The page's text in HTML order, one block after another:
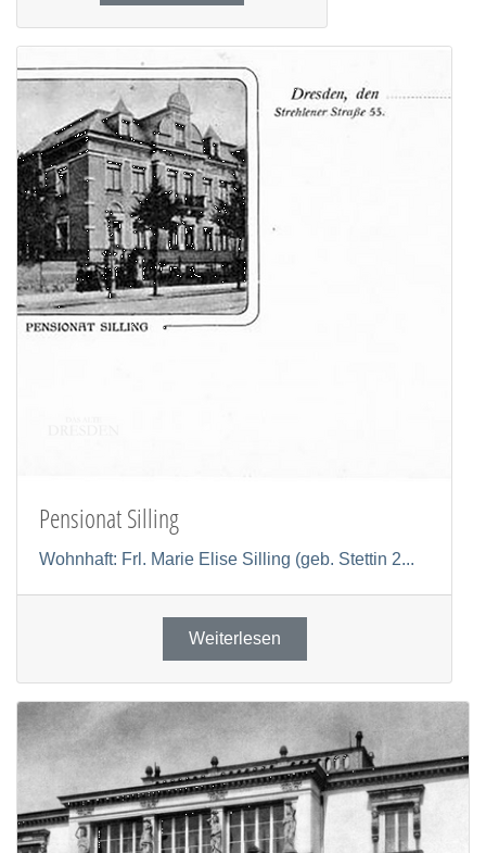
Pensionat Silling
Wohnhaft: Frl. Marie Elise Silling (geb. Stettin 2...
Weiterlesen